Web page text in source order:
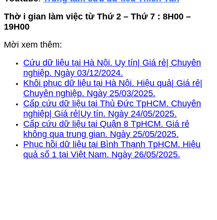
Thờ i gian làm việc từ Thứ 2 – Thứ 7 : 8H00 –
19H00
Mời xem thêm:
Cứu dữ liệu tại Hà Nội. Uy tín| Giá rẻ| Chuyên
nghiệp. Ngày 03/12/2024.
Khôi phục dữ liệu tại Hà Nội. Hiệu quả| Giá rẻ|
Chuyên nghiệp. Ngày 25/03/2025.
Cấp cứu dữ liệu tại Thủ Đức TpHCM. Chuyên
nghiệp| Giá rẻ|Uy tín. Ngày 24/05/2025.
Cấp cứu dữ liệu tại Quận 8 TpHCM. Giá rẻ
không qua trung gian. Ngày 25/05/2025.
Phục hồi dữ liệu tại Bình Thạnh TpHCM. Hiệu
quả số 1 tại Việt Nam. Ngày 26/05/2025.